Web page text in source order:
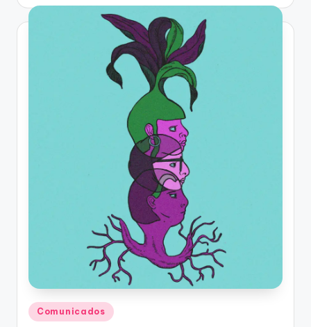
Publicado
en
Comunicados